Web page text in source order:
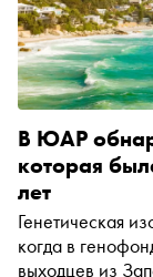
В ЮАР
которая
лет
Генетическая
когда в
выходцев из